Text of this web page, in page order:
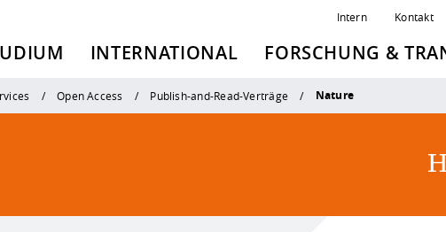
Intern Kontakt
INTERNATIONAL FORSCHUNG &
Open Access Publish-and-Read-Verträge Nature